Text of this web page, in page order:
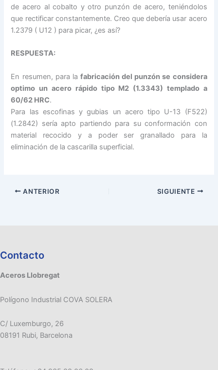
de acero al cobalto y otro punzón de acero, teniéndolos
que rectificar constantemente. Creo que debería usar acero
1.2379 ( U12 ) para picar, ¿es así?
RESPUESTA:
En resumen, para la fabricación del punzón se considera
optimo un acero rápido tipo M2 (1.3343) templado a
60/62 HRC.
Para las escofinas y gubias un acero tipo U-13 (F522)
(1.2842) sería apto partiendo para su conformación con
material recocido y a poder ser granallado para la
eliminación de la cascarilla superficial.
ANTERIOR SIGUIENTE
Contacto
Aceros Llobregat
Polígono Industrial COVA SOLERA
C/ Luxemburgo, 26
08191 Rubi, Barcelona